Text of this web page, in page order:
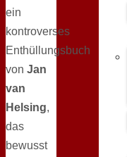
ein
kontroverses
Enthüllungsbuch
von Jan
van
Helsing,
das
bewusst